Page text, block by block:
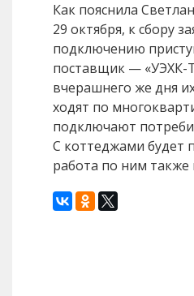
Как пояснила
29 октября, к сбору
подключению
поставщик — «УЭХК-
вчерашнего же дня
ходят по
подключают
С коттеджами будет
работа по ним также